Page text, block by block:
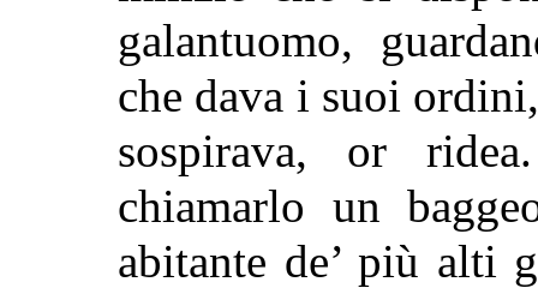
galantuomo,
che dava i suoi
sospirava, or
chiamarlo un
abitante de’ più alti